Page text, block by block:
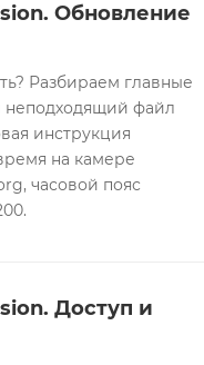
Обновление
Разбираем главные
неподходящий файл
инструкция
на камере
часовой пояс
Доступ и